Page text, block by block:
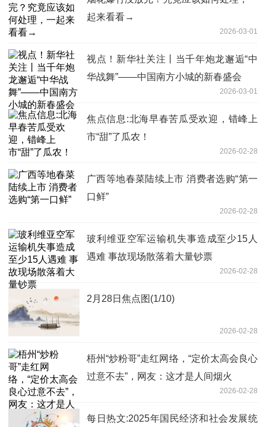
起来看看→
2026-03-01
视点！新华社关注丨当千年炮龙邂逅“中
华战舞”——中国南方小城的新春盛会
2026-03-01
焦点信息:北海早春苦瓜受欢迎，错峰上
市“甜”了瓜农！
2026-02-28
广西等地春菜陆续上市 消费者选购“第一
口鲜”
2026-02-28
玻利维亚空军运输机失事造成至少15人
遇难 事故现场散落着大量钞票
2026-02-28
2月28日焦点图(1/10)
2026-02-28
梧州“炒粉哥”走红网络，“定价太高会良心
过意不去”，网友：这才是人间烟火
2026-02-28
每日热文:2025年国民经济和社会发展统